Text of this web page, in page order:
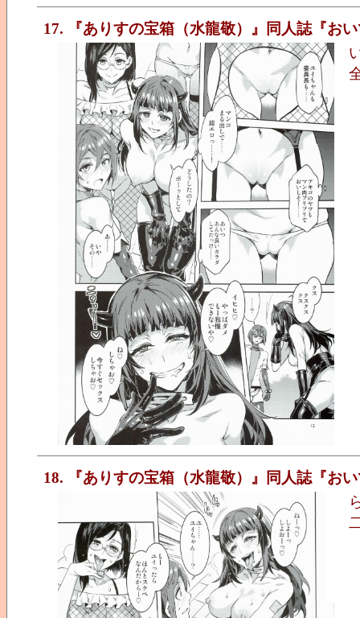
17. 『ありすの宝箱（水龍敬）』同人誌『お
18. 『ありすの宝箱（水龍敬）』同人誌『お